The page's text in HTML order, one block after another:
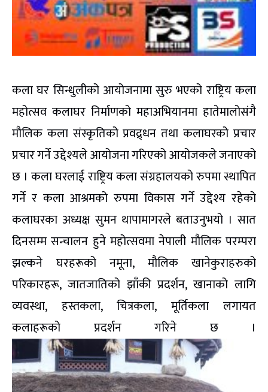
कला घर सिन्धुलीको आयोजनामा सुरु भएको राष्ट्रिय कला
महोत्सव कलाघर निर्माणको महाअभियानमा हातेमालोसंगै
मौलिक कला संस्कृतिको प्रवद्र्धन तथा कलाघरको प्रचार
प्रचार गर्ने उद्देश्यले आयोजना गरिएको आयोजकले जनाएको
छ । कला घरलाई राष्ट्रिय कला संग्रहालयको रुपमा स्थापित
गर्ने र कला आश्रमको रुपमा विकास गर्ने उद्देश्य रहेको
कलाघरका अध्यक्ष सुमन थापामागरले बताउनुभयो । सात
दिनसम्म सन्चालन हुने महोत्सवमा नेपाली मौलिक परम्परा
झल्कने घरहरूको नमूना, मौलिक खानेकुराहरुको
परिकारहरू, जातजातिको झाँकी प्रदर्शन, खानाको लागि
व्यवस्था, हस्तकला, चित्रकला, मूर्तिकला लगायत
कलाहरूको प्रदर्शन गरिने छ ।